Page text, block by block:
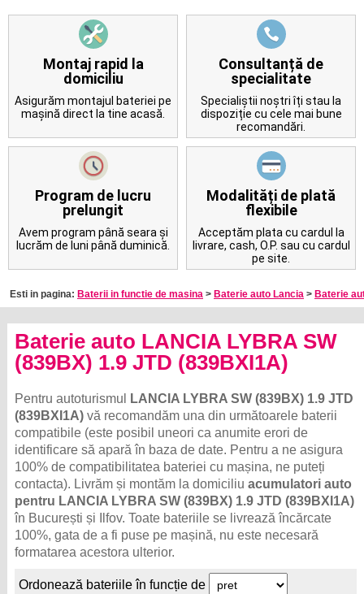
Contact
Montaj rapid la
domiciliu
Asigurăm montajul bateriei pe
mașină direct la tine acasă.
Consultanță de
specialitate
Specialiștii noștri îți stau la
dispoziție cu cele mai bune
recomandări.
Program de lucru
prelungit
Avem program până seara și
lucrăm de luni până duminică.
Modalități de plată
flexibile
Acceptăm plata cu cardul la
livrare, cash, O.P. sau cu cardul
pe site.
Esti in pagina: Baterii in functie de masina > Baterie auto Lancia > Baterie
Baterie auto LANCIA LYBRA SW
(839BX) 1.9 JTD (839BXI1A)
Pentru autoturismul
LANCIA LYBRA SW (839BX) 1.9 JTD
(839BXI1A) vă recomandăm una din următoarele baterii
compatibile (este posibil uneori ca anumite erori de
identificare să apară în baza de date. Pentru a ne asigura
100% de compatibilitatea bateriei cu mașina, ne puteți
contacta). Livrăm și montăm la domiciliuacumulatori auto
pentru LANCIA LYBRA SW (839BX) 1.9 JTD (839BXI1A)
în București și Ilfov. Toate bateriile se livrează încărcate
100%, gata de a fi puse pe mașină, nu este necesară
formatarea acestora ulterior.
Ordonează bateriile în funcție de